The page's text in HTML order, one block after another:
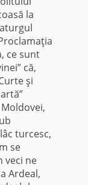
la
ce sunt
că,
şi
turcesc,
se
veci ne
Ardeal,